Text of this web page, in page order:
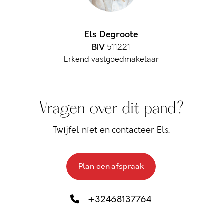
Els Degroote
BIV 511221
Erkend vastgoedmakelaar
Vragen over dit pand?
Twijfel niet en contacteer Els.
Plan een afspraak
+32468137764